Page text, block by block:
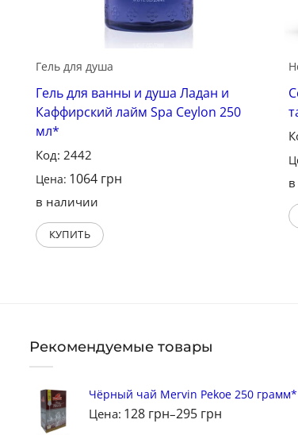
Гель для душа
Гель для ванны и душа Ладан и
Каффирский лайм Spa Ceylon 250
мл*
Код: 2442
Цена: 1064 грн
в наличии
КУПИТЬ
Рекомендуемые товары
Чёрный чай Mervin Pekoe 250 грамм*
Цена: 128 грн–295 грн